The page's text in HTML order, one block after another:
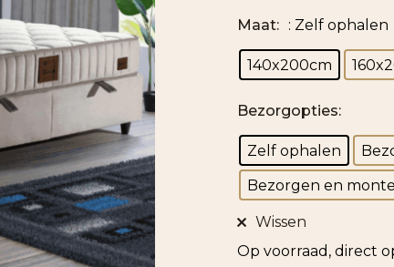
Maat: : Zelf ophalen
140x200cm
Bezorgopties:
Zelf ophalen
Bezorgen en
Wissen
Op voorraad, direct